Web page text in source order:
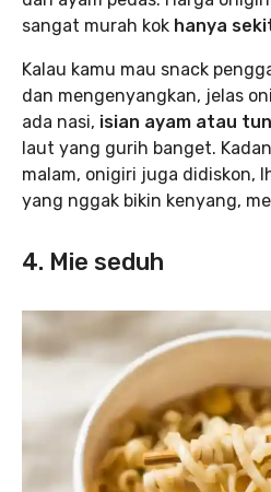
sangat murah kok hanya
Kalau kamu mau snack
dan mengenyangkan, jelas
ada nasi, isian ayam atau
laut yang gurih banget.
malam, onigiri juga didiskon,
yang nggak bikin kenyang,
4. Mie seduh